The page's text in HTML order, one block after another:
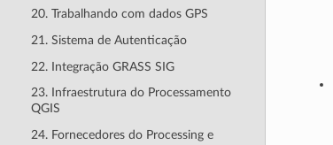
20. Trabalhando com dados GPS
21. Sistema de Autenticação
22. Integração GRASS SIG
23. Infraestrutura do Processamento
QGIS
24. Fornecedores do Processing e